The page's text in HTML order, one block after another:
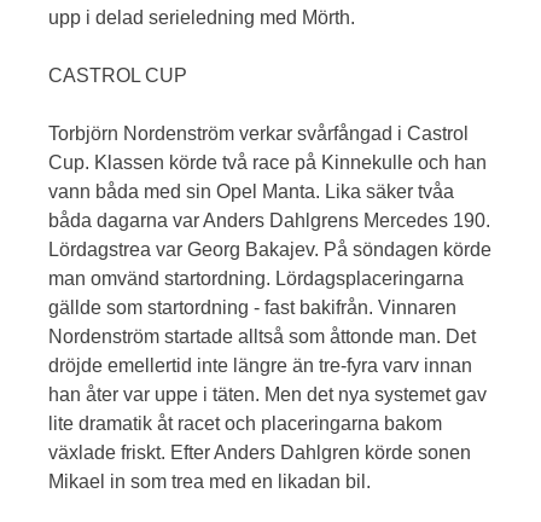
upp i delad serieledning med Mörth.
CASTROL CUP
Torbjörn Nordenström verkar svårfångad i Castrol
Cup. Klassen körde två race på Kinnekulle och han
vann båda med sin Opel Manta. Lika säker tvåa
båda dagarna var Anders Dahlgrens Mercedes 190.
Lördagstrea var Georg Bakajev. På söndagen körde
man omvänd startordning. Lördagsplaceringarna
gällde som startordning - fast bakifrån. Vinnaren
Nordenström startade alltså som åttonde man. Det
dröjde emellertid inte längre än tre-fyra varv innan
han åter var uppe i täten. Men det nya systemet gav
lite dramatik åt racet och placeringarna bakom
växlade friskt. Efter Anders Dahlgren körde sonen
Mikael in som trea med en likadan bil.